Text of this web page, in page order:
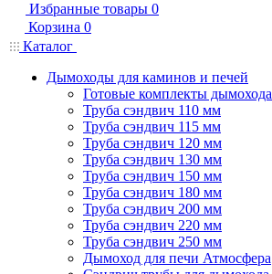
Избранные товары 0
Корзина 0
Каталог
Дымоходы для каминов и печей
Готовые комплекты дымохода
Труба сэндвич 110 мм
Труба сэндвич 115 мм
Труба сэндвич 120 мм
Труба сэндвич 130 мм
Труба сэндвич 150 мм
Труба сэндвич 180 мм
Труба сэндвич 200 мм
Труба сэндвич 220 мм
Труба сэндвич 250 мм
Дымоход для печи Атмосфера